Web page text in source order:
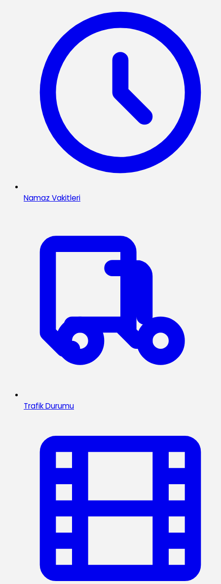
Namaz Vakitleri
Trafik Durumu